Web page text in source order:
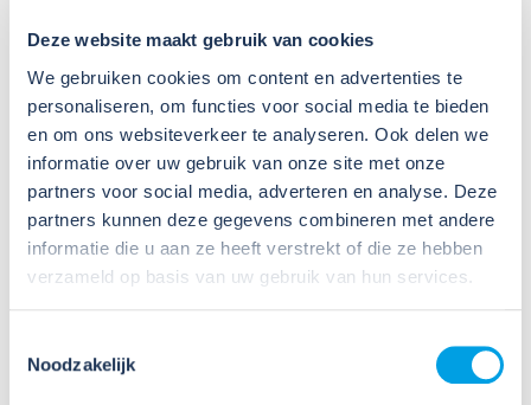
Deze website maakt gebruik van cookies
We gebruiken cookies om content en advertenties te
personaliseren, om functies voor social media te bieden
en om ons websiteverkeer te analyseren. Ook delen we
informatie over uw gebruik van onze site met onze
partners voor social media, adverteren en analyse. Deze
partners kunnen deze gegevens combineren met andere
informatie die u aan ze heeft verstrekt of die ze hebben
verzameld op basis van uw gebruik van hun services.
Noodzakelijk
Veel organisaties hebben
Veiligheidsinformatiebladen (VIB's) of mini-VIB's
beschikbaar voor de gevaarlijke stoffen waarmee zij
werken. Dat is een belangrijke eerste stap, maar
daarmee voldoe je nog niet aan de verplichtingen
u...
Lees verder